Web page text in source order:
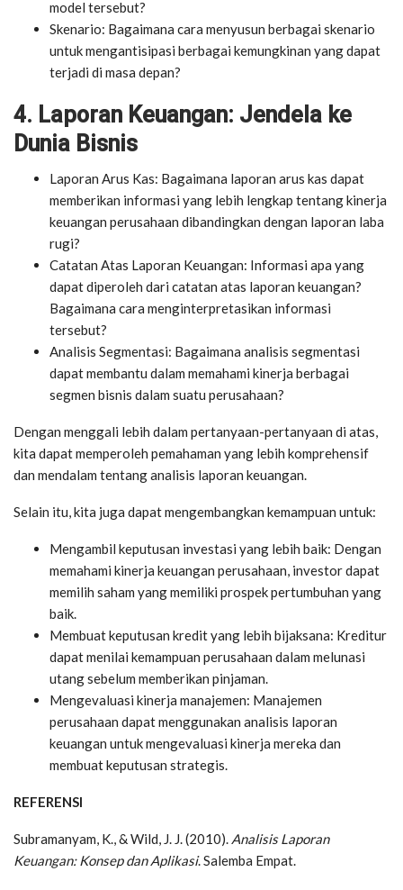
model tersebut?
Skenario: Bagaimana cara menyusun berbagai skenario
untuk mengantisipasi berbagai kemungkinan yang dapat
terjadi di masa depan?
4. Laporan Keuangan: Jendela ke
Dunia Bisnis
Laporan Arus Kas: Bagaimana laporan arus kas dapat
memberikan informasi yang lebih lengkap tentang kinerja
keuangan perusahaan dibandingkan dengan laporan laba
rugi?
Catatan Atas Laporan Keuangan: Informasi apa yang
dapat diperoleh dari catatan atas laporan keuangan?
Bagaimana cara menginterpretasikan informasi
tersebut?
Analisis Segmentasi: Bagaimana analisis segmentasi
dapat membantu dalam memahami kinerja berbagai
segmen bisnis dalam suatu perusahaan?
Dengan menggali lebih dalam pertanyaan-pertanyaan di atas,
kita dapat memperoleh pemahaman yang lebih komprehensif
dan mendalam tentang analisis laporan keuangan.
Selain itu, kita juga dapat mengembangkan kemampuan untuk:
Mengambil keputusan investasi yang lebih baik: Dengan
memahami kinerja keuangan perusahaan, investor dapat
memilih saham yang memiliki prospek pertumbuhan yang
baik.
Membuat keputusan kredit yang lebih bijaksana: Kreditur
dapat menilai kemampuan perusahaan dalam melunasi
utang sebelum memberikan pinjaman.
Mengevaluasi kinerja manajemen: Manajemen
perusahaan dapat menggunakan analisis laporan
keuangan untuk mengevaluasi kinerja mereka dan
membuat keputusan strategis.
REFERENSI
Subramanyam, K., & Wild, J. J. (2010). Analisis Laporan
Keuangan: Konsep dan Aplikasi. Salemba Empat.